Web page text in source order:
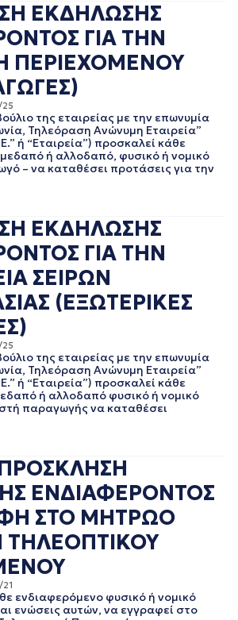
ΕΚΔΗΛΩΣΗΣ
ΓΙΑ ΤΗΝ
ΠΕΡΙΕΧΟΜΕΝΟΥ
της εταιρείας με την επωνυμία
Τηλεόραση Ανώνυμη Εταιρεία”
ή “Εταιρεία”) προσκαλεί κάθε
ή αλλοδαπό, φυσικό ή νομικό
– να καταθέσει προτάσεις για την
ΕΚΔΗΛΩΣΗΣ
ΓΙΑ ΤΗΝ
ΣΕΙΡΩΝ
(ΕΞΩΤΕΡΙΚΕΣ
της εταιρείας με την επωνυμία
Τηλεόραση Ανώνυμη Εταιρεία”
ή “Εταιρεία”) προσκαλεί κάθε
ή αλλοδαπό φυσικό ή νομικό
παραγωγής να καταθέσει
ΕΝΔΙΑΦΕΡΟΝΤΟΣ
ΣΤΟ ΜΗΤΡΩΟ
ενδιαφερόμενο φυσικό ή νομικό
ενώσεις αυτών, να εγγραφεί στο